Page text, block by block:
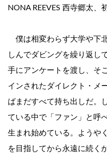
NONA REEVES 西寺郷太、
僕は相変わらず大学や下
しんでダビングを繰り返し
手にアンケートを渡し、そ
インされたダイレクト・メ
ばまだすべて持ち出しだ。
ている中で「ファン」と呼
生まれ始めている。ようや
を目指してから永遠に続く